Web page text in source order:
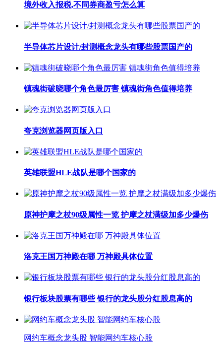
境外收入报税,不同券商盈亏怎么算
半导体芯片设计/封测概念龙头有哪些股票国产的
镇魂街破晓哪个角色最厉害 镇魂街角色值得培养
夸克浏览器网页版入口
英雄联盟HLE战队是哪个国家的
原神护摩之杖90级属性一览 护摩之杖满级加多少爆伤
洛克王国万神殿在哪 万神殿具体位置
银行板块股票有哪些 银行的龙头股分红股息高的
网约车概念龙头股 智能网约车核心股